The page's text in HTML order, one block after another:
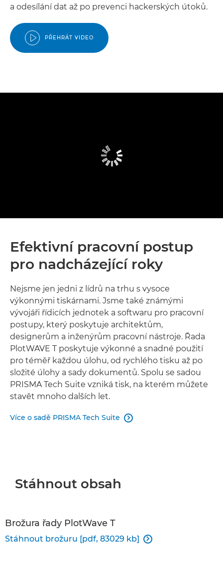
a odesílání dat až po prevenci hackerských útoků.
PŘEHRÁT VIDEO
Efektivní pracovní postup
pro nadcházející roky
Nejsme jen jedni z lídrů na trhu s vysoce
výkonnými tiskárnami. Jsme také známými
vývojáři řídicích jednotek a softwaru pro pracovní
postupy, který poskytuje architektům,
designerům a inženýrům pracovní nástroje. Řada
PlotWAVE T poskytuje výkonné a snadné použití
pro téměř každou úlohu, od rychlého tisku až po
složité úlohy a sady dokumentů. Spolu se sadou
PRISMA Tech Suite vzniká tisk, na kterém můžete
stavět mnoho dalších let.
Více o sadě PRISMA Tech Suite 
Stáhnout obsah
Brožura řady PlotWave T
Stáhnout brožuru [pdf, 83029 kb] 